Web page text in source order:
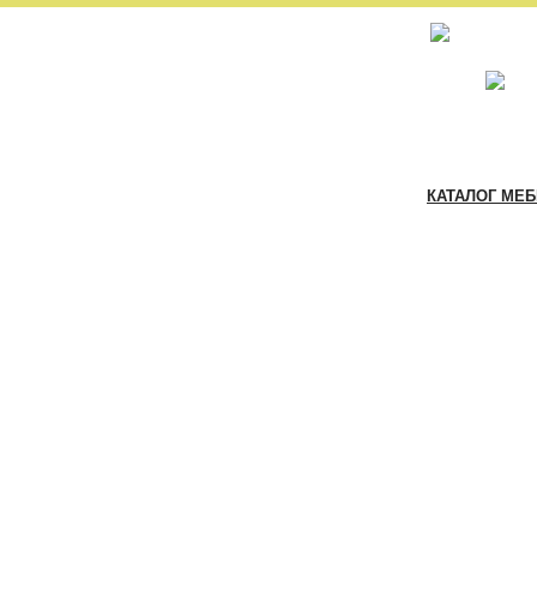
КАТАЛОГ